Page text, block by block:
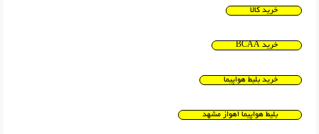
خرید کالا
خرید BCAA
خرید بلیط هواپیما
بلیط هواپیما اهواز مشهد